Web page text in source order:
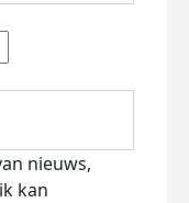
nieuws,
kan